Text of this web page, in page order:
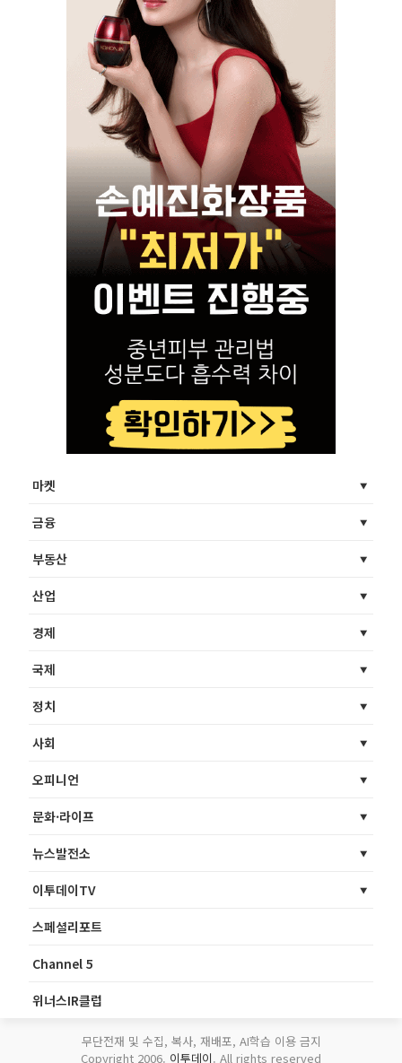
마켓
금융
부동산
산업
경제
국제
정치
사회
오피니언
문화·라이프
뉴스발전소
이투데이TV
스페셜리포트
Channel 5
위너스IR클럽
무단전재 및 수집, 복사, 재배포, AI학습 이용 금지
Copyright 2006. 이투데이. All rights reserved